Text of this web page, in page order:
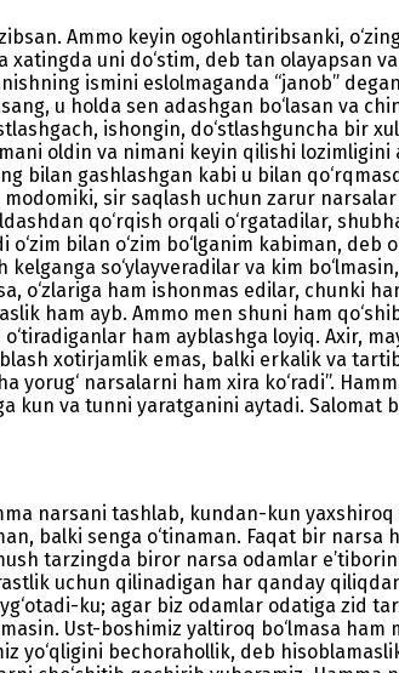
Ammo keyin ogohlantiribsanki,
uni do‘stim, deb tan olayapsan
ismini eslolmaganda “janob”
u holda sen adashgan bo‘lasan va
ishongin, do‘stlashguncha bir
oldin va nimani keyin qilishi
bilan gashlashgan kabi u bilan
modomiki, sir saqlash uchun zarur
qo‘rqish orqali o‘rgatadilar,
bilan o‘zim bo‘lganim kabiman, deb
kelganga so‘ylayveradilar va kim
o‘zlariga ham ishonmas edilar, chunki
ham ayb. Ammo men shuni ham
ham ayblashga loyiq. Axir,
xotirjamlik emas, balki erkalik va
yorug‘ narsalarni ham xira ko‘radi”.
kun va tunni yaratganini aytadi. Salomat
narsani tashlab, kundan-kun
balki senga o‘tinaman. Faqat bir
tarzingda biror narsa odamlar
uchun qilinadigan har qanday
ku; agar biz odamlar odatiga zid
Ust-boshimiz yaltiroq bo‘lmasa
yo‘qligini bechorahollik, deb